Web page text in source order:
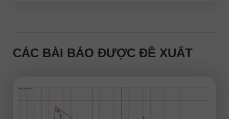
CÁC BÀI BÁO ĐƯỢC ĐỀ XUẤT